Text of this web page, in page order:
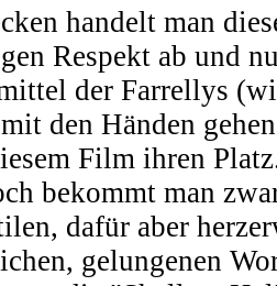
handelt man
Respekt ab und
der Farrellys
den Händen
Film ihren
bekommt man
dafür aber
gelungenen